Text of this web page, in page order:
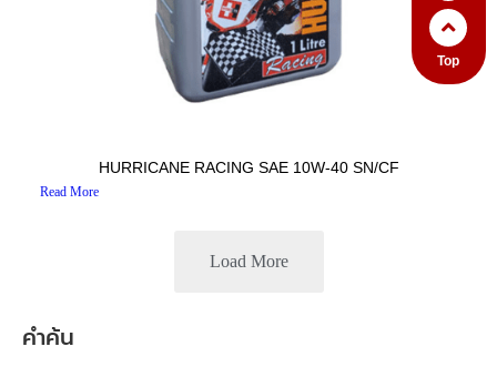
HURRICANE RACING SAE 10W-40 SN/CF
Read More
Load More
คำค้น
Top